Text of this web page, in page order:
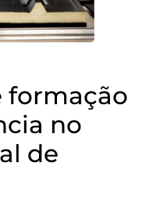
formação
no
de